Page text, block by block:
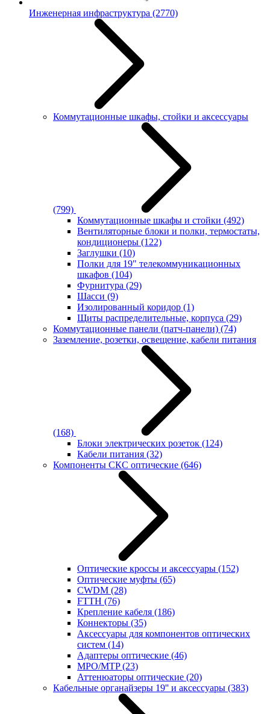
Инженерная инфраструктура (2770)
Коммутационные шкафы, стойки и аксессуары
(799)
Коммутационные шкафы и стойки (492)
Вентиляторные блоки и полки, термостаты,
кондиционеры (122)
Заглушки (10)
Полки для 19" телекоммуникационных
шкафов (104)
Фурнитура (29)
Шасси (9)
Изолированный коридор (1)
Щиты распределительные, корпуса (29)
Коммутационные панели (патч-панели) (74)
Заземление, розетки, освещение, кабели питания
(168)
Блоки электрических розеток (124)
Кабели питания (32)
Компоненты СКС оптические (646)
Оптические кроссы и аксессуары (152)
Оптические муфты (65)
CWDM (28)
FTTH (76)
Крепление кабеля (186)
Коннекторы (35)
Аксессуары для компонентов оптических
систем (14)
Адаптеры оптические (46)
MPO/MTP(23)
Аттенюаторы оптические (20)
Кабельные органайзеры 19'' и аксессуары (383)